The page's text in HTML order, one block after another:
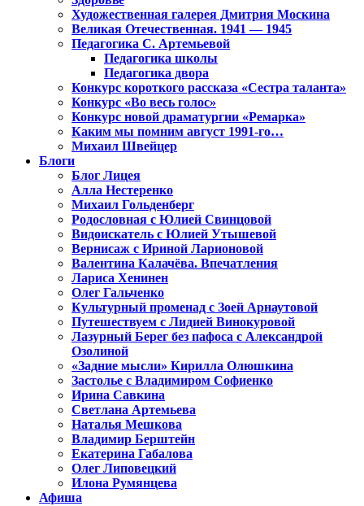
Художественная галерея Дмитрия Москина
Великая Отечественная. 1941 — 1945
Педагогика С. Артемьевой
Педагогика школы
Педагогика двора
Конкурс короткого рассказа «Сестра таланта»
Конкурс «Во весь голос»
Конкурс новой драматургии «Ремарка»
Каким мы помним август 1991-го…
Михаил Швейцер
Блоги
Блог Лицея
Алла Нестеренко
Михаил Гольденберг
Родословная с Юлией Свинцовой
Видоискатель с Юлией Утышевой
Вернисаж с Ириной Ларионовой
Валентина Калачёва. Впечатления
Лариса Хенинен
Олег Гальченко
Культурный променад с Зоей Арнаутовой
Путешествуем с Лидией Винокуровой
Лазурный Берег без пафоса с Александрой
Озолиной
«Задние мысли» Кирилла Олюшкина
Застолье с Владимиром Софиенко
Ирина Савкина
Светлана Артемьева
Наталья Мешкова
Владимир Берштейн
Екатерина Габалова
Олег Липовецкий
Илона Румянцева
Афиша